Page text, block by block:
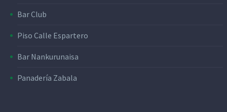
Bar Club
Piso Calle Espartero
Bar Nankurunaisa
Panadería Zabala